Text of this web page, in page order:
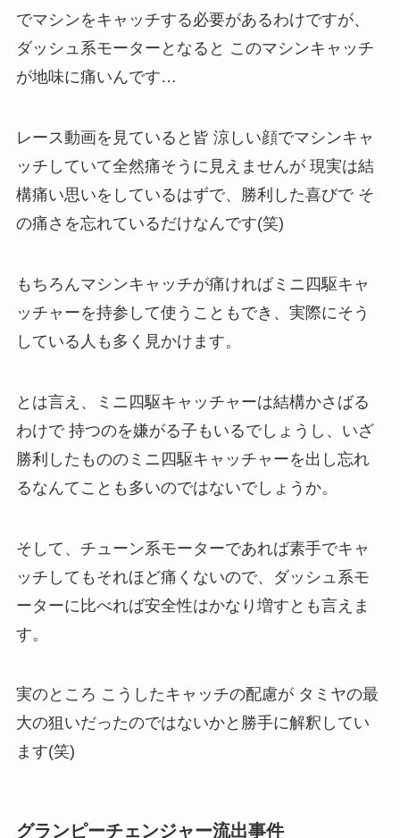
でマシンをキャッチする必要があるわけですが、
ダッシュ系モーターとなると このマシンキャッチ
が地味に痛いんです…
レース動画を見ていると皆 涼しい顔でマシンキャ
ッチしていて全然痛そうに見えませんが 現実は結
構痛い思いをしているはずで、勝利した喜びで そ
の痛さを忘れているだけなんです(笑)
もちろんマシンキャッチが痛ければミニ四駆キャ
ッチャーを持参して使うこともでき、実際にそう
している人も多く見かけます。
とは言え、ミニ四駆キャッチャーは結構かさばる
わけで 持つのを嫌がる子もいるでしょうし、いざ
勝利したもののミニ四駆キャッチャーを出し忘れ
るなんてことも多いのではないでしょうか。
そして、チューン系モーターであれば素手でキャ
ッチしてもそれほど痛くないので、ダッシュ系モ
ーターに比べれば安全性はかなり増すとも言えま
す。
実のところ こうしたキャッチの配慮が タミヤの最
大の狙いだったのではないかと勝手に解釈してい
ます(笑)
グランピーチェンジャー流出事件